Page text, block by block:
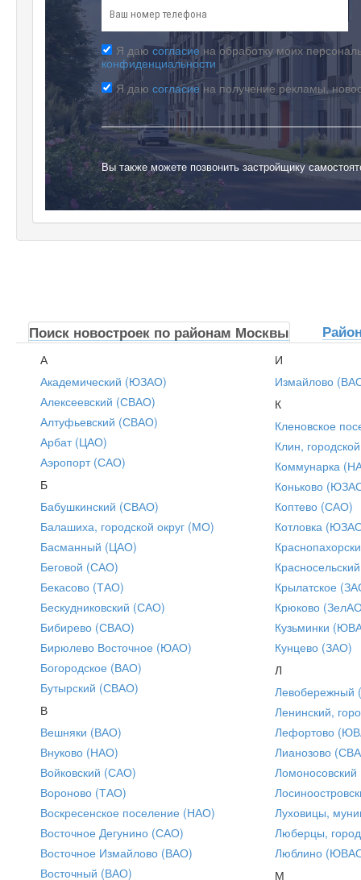
Я даюсогласиена обработку моих
конфиденциальности
Я даю согласиена получение рекламы,
Вы также можете позвонить застройщику
Поиск новостроек по районам Москвы
А
Академический (ЮЗАО)
Алексеевский (СВАО)
Алтуфьевский (СВАО)
Арбат (ЦАО)
Аэропорт (САО)
Б
Бабушкинский (СВАО)
Балашиха, городской округ (МО)
Басманный (ЦАО)
Беговой (САО)
Бекасово (ТАО)
Бескудниковский (САО)
Бибирево (СВАО)
Бирюлево Восточное (ЮАО)
Богородское (ВАО)
Бутырский (СВАО)
В
Вешняки (ВАО)
Внуково (НАО)
Войковский (САО)
Вороново (ТАО)
Воскресенское поселение (НАО)
Восточное Дегунино (САО)
Восточное Измайлово (ВАО)
Восточный (ВАО)
И
Измайлово
К
Кленовское
Клин,
Коммунарка
Коньково
Коптево (САО)
Котловка
Крылатское
Крюково
Кузьминки
Кунцево (ЗАО)
Л
Ленинский,
Лефортово
Лианозово
Луховицы,
Люберцы,
Люблино
М